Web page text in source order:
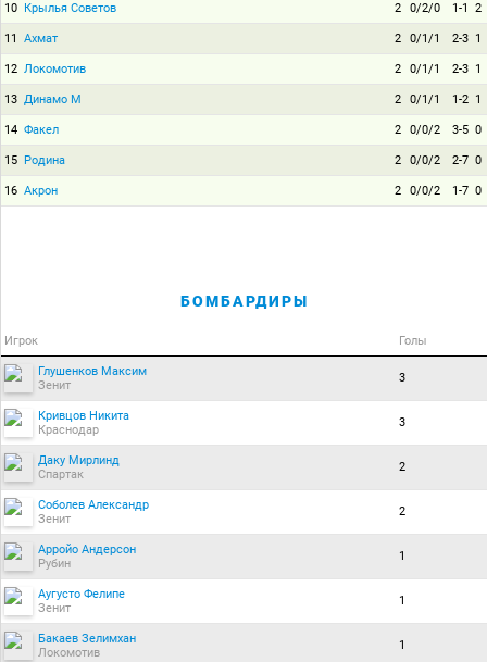
10 Крылья Советов 2 0/2/0 1-1 2
11 Ахмат 2 0/1/1 2-3 1
12 Локомотив 2 0/1/1 2-3 1
13 Динамо М 2 0/1/1 1-2 1
14 Факел 2 0/0/2 3-5 0
15 Родина 2 0/0/2 2-7 0
16 Акрон 2 0/0/2 1-7 0
БОМБАРДИРЫ
Игрок Голы
Глушенков Максим
Зенит
3
Кривцов Никита
Краснодар
3
Даку Мирлинд
Спартак
2
Соболев Александр
Зенит
2
Арройо Андерсон
Рубин
1
Аугусто Фелипе
Зенит
1
Бакаев Зелимхан
Локомотив
1